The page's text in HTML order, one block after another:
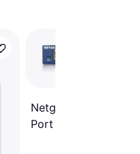
Netgear ProSafe 8
Port Gigabit Desktop